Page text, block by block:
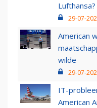
Lufthansa?
29-07-
American
wilde
29-07-
IT-
American